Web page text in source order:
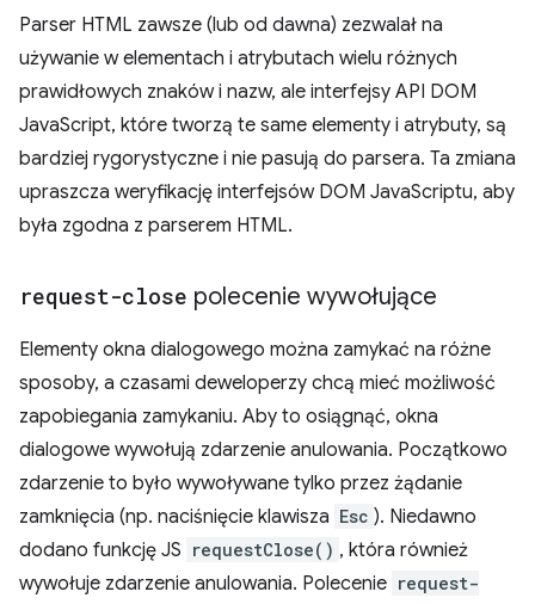
Parser HTML zawsze (lub od dawna) zezwalał na
używanie w elementach i atrybutach wielu różnych
prawidłowych znaków i nazw, ale interfejsy API DOM
JavaScript, które tworzą te same elementy i atrybuty, są
bardziej rygorystyczne i nie pasują do parsera. Ta zmiana
upraszcza weryfikację interfejsów DOM JavaScriptu, aby
była zgodna z parserem HTML.
request-close polecenie wywołujące
Elementy okna dialogowego można zamykać na różne
sposoby, a czasami deweloperzy chcą mieć możliwość
zapobiegania zamykaniu. Aby to osiągnąć, okna
dialogowe wywołują zdarzenie anulowania. Początkowo
zdarzenie to było wywoływane tylko przez żądanie
zamknięcia (np. naciśnięcie klawisza Esc ). Niedawno
dodano funkcję JS requestClose() , która również
wywołuje zdarzenie anulowania. Polecenie request-